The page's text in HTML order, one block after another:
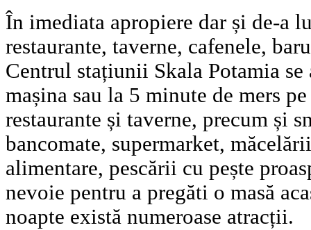
În imediata apropiere dar și de-a
restaurante, taverne, cafenele,
Centrul stațiunii Skala Potamia
mașina sau la 5 minute de mers
restaurante și taverne, precum și
bancomate, supermarket,
alimentare, pescării cu pește
nevoie pentru a pregăti o masă
noapte există numeroase atracții.